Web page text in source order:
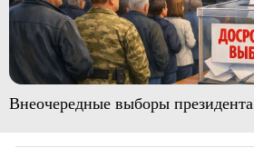
Внеочередные выборы